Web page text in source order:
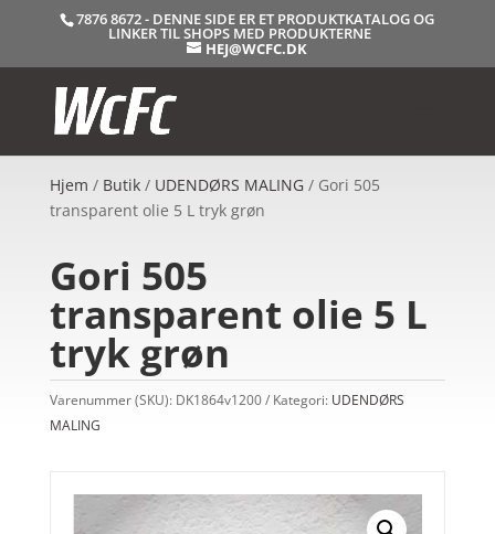
7876 8672 - DENNE SIDE ER ET PRODUKTKATALOG OG
LINKER TIL SHOPS MED PRODUKTERNE
HEJ@WCFC.DK
Hjem / Butik/ UDENDØRS MALING/ Gori 505
transparent olie 5 L tryk grøn
Gori 505
transparent olie 5 L
tryk grøn
Varenummer (SKU): DK1864v1200 Kategori: UDENDØRS
MALING